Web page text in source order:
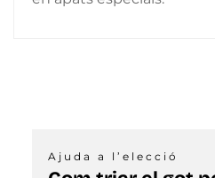
Ajuda a l’elecció